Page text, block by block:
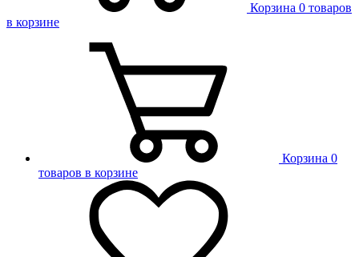
Корзина 0 товаров
в корзине
Корзина 0
товаров в корзине